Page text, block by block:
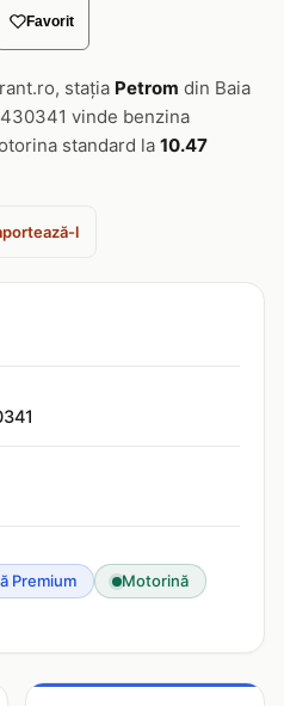
Favorit
stația Petrom din Baia
vinde benzina
standard la 10.47
l
Premium
Motorină